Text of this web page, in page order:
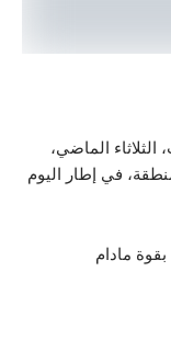
اليوم